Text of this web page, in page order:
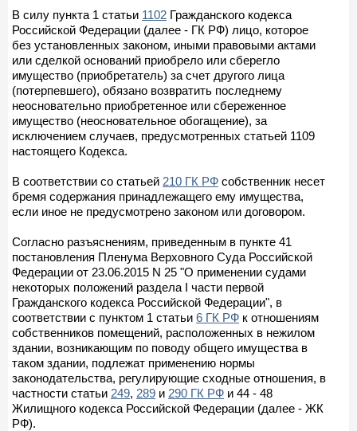
В силу пункта 1 статьи 1102 Гражданского кодекса
Российской Федерации (далее - ГК РФ) лицо, которое
без установленных законом, иными правовыми актами
или сделкой оснований приобрело или сберегло
имущество (приобретатель) за счет другого лица
(потерпевшего), обязано возвратить последнему
неосновательно приобретенное или сбереженное
имущество (неосновательное обогащение), за
исключением случаев, предусмотренных статьей 1109
настоящего Кодекса.
В соответствии со статьей 210 ГК РФ собственник несет
бремя содержания принадлежащего ему имущества,
если иное не предусмотрено законом или договором.
Согласно разъяснениям, приведенным в пункте 41
постановления Пленума Верховного Суда Российской
Федерации от 23.06.2015 N 25 "О применении судами
некоторых положений раздела I части первой
Гражданского кодекса Российской Федерации", в
соответствии с пунктом 1 статьи 6 ГК РФ к отношениям
собственников помещений, расположенных в нежилом
здании, возникающим по поводу общего имущества в
таком здании, подлежат применению нормы
законодательства, регулирующие сходные отношения, в
частности статьи 249, 289 и 290 ГК РФ и 44 - 48
Жилищного кодекса Российской Федерации (далее - ЖК
РФ).